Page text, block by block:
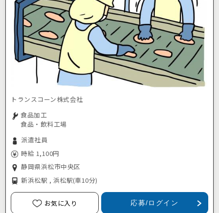
トランスコーン株式会社
食品加工
食品・飲料工場
派遣社員
時給 1,100円
静岡県浜松市中央区
新浜松駅 , 浜松駅(車10分)
お気に入り 応募/ログイン